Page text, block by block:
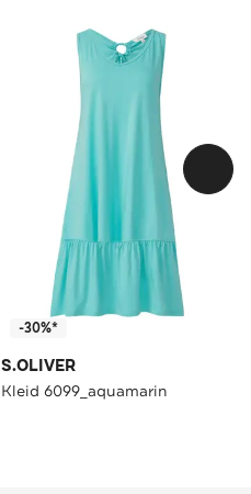
-30%*
S.OLIVER
Kleid 6099_aquamarin